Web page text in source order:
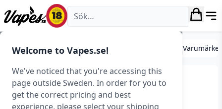
Welcome to Vapes.se!
We've noticed that you're accessing this
page outside Sweden. In order for you to
get the correct pricing and best
experience, please select your shipping
Vapes.se
Tobaksfritt snus (Nikotinpåsar) Tobaksfritt Snus
Kelly White – Raspberry
Lemon – Slim (10